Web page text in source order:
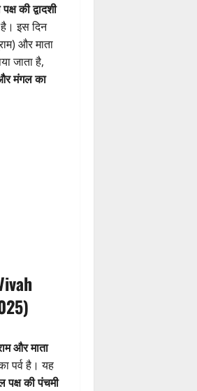
की द्वादशी
इस दिन
और माता
जाता है,
मंगल का
और माता
पर्व है। यह
पक्ष की पंचमी